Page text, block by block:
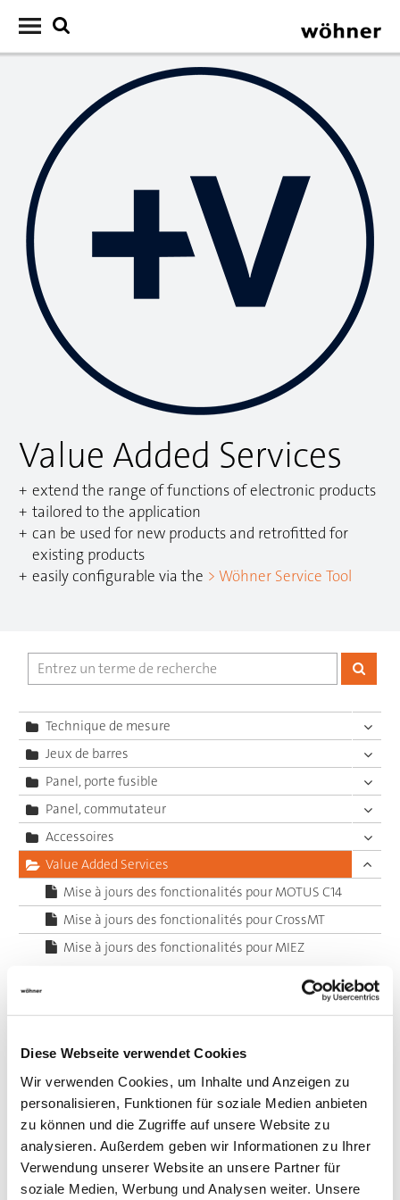
Diese Webseite verwendet Cookies
Wir verwenden Cookies, um Inhalte und Anzeigen zu
personalisieren, Funktionen für soziale Medien anbieten
zu können und die Zugriffe auf unsere Website zu
analysieren. Außerdem geben wir Informationen zu Ihrer
Verwendung unserer Website an unsere Partner für
soziale Medien, Werbung und Analysen weiter. Unsere
Value Added Services
extend the range of functions of electronic products
tailored to the application
can be used for new products and retrofitted for
existing products
easily configurable via the > Wöhner Service Tool
Technique de mesure
Jeux de barres
Panel, porte fusible
Panel, commutateur
Accessoires
Value Added Services
Mise à jours des fonctionalités pour MOTUS C14
Mise à jours des fonctionalités pour CrossMT
Mise à jours des fonctionalités pour MIEZ